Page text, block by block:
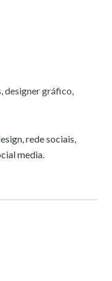
designer gráfico,
rede sociais,
media.